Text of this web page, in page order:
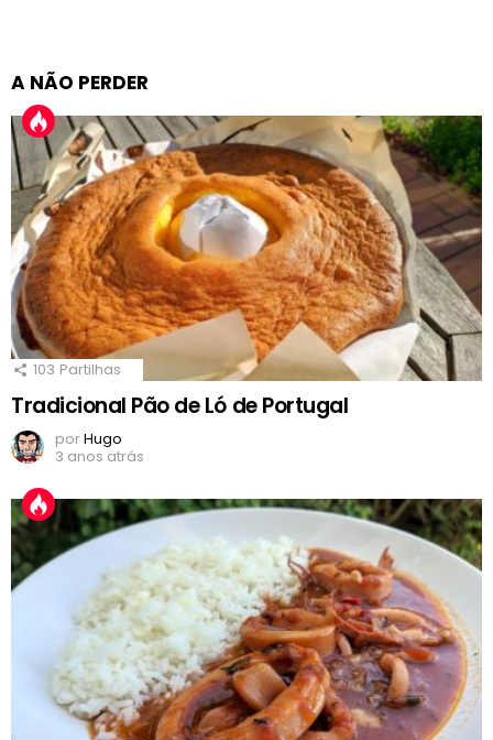
A NÃO PERDER
103 Partilhas
Tradicional Pão de Ló de Portugal
porHugo
3 anos atrás